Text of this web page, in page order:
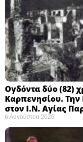
Ογδόντα δύο (82)
Καρπενησίου.
στον Ι.Ν. Αγίας
6 Αυγούστου 2026